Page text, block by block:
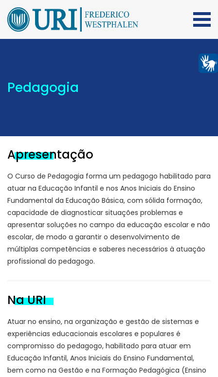
Pedagogia
Apresentação
O Curso de Pedagogia forma um pedagogo habilitado para
atuar na Educação Infantil e nos Anos Iniciais do Ensino
Fundamental da Educação Básica, com sólida formação,
capacidade de diagnosticar situações problemas e
apresentar soluções no campo da educação escolar e não
escolar, de modo a garantir o desenvolvimento de
múltiplas competências e saberes necessários à atuação
profissional do pedagogo.
Na URI
Atuar no ensino, na organização e gestão de sistemas e
experiências educacionais escolares e populares é
compromisso do pedagogo, habilitado para atuar em
Educação Infantil, Anos Iniciais do Ensino Fundamental,
bem como na Gestão e na Formação Pedagógica (Ensino